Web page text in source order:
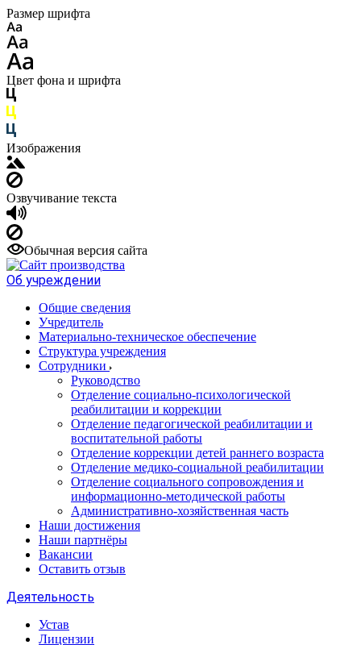
Размер шрифта
Цвет фона и шрифта
Изображения
Озвучивание текста
Обычная версия сайта
Об учреждении
Общие сведения
Учредитель
Материально-техническое обеспечение
Структура учреждения
Сотрудники
Руководство
Отделение социально-психологической
реабилитации и коррекции
Отделение педагогической реабилитации и
воспитательной работы
Отделение коррекции детей раннего возраста
Отделение медико-социальной реабилитации
Отделение социального сопровождения и
информационно-методической работы
Административно-хозяйственная часть
Наши достижения
Наши партнёры
Вакансии
Оставить отзыв
Деятельность
Устав
Лицензии